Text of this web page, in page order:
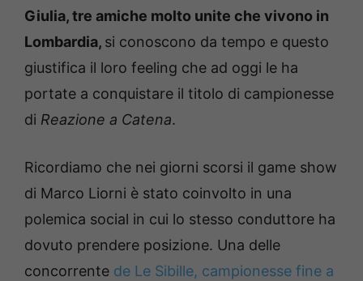
Giulia, tre amiche molto unite che vivono in
Lombardia, si conoscono da tempo e questo
giustifica il loro feeling che ad oggi le ha
portate a conquistare il titolo di campionesse
di Reazione a Catena.
Ricordiamo che nei giorni scorsi il game show
di Marco Liorni è stato coinvolto in una
polemica social in cui lo stesso conduttore ha
dovuto prendere posizione. Una delle
concorrente de Le Sibille, campionesse fine a